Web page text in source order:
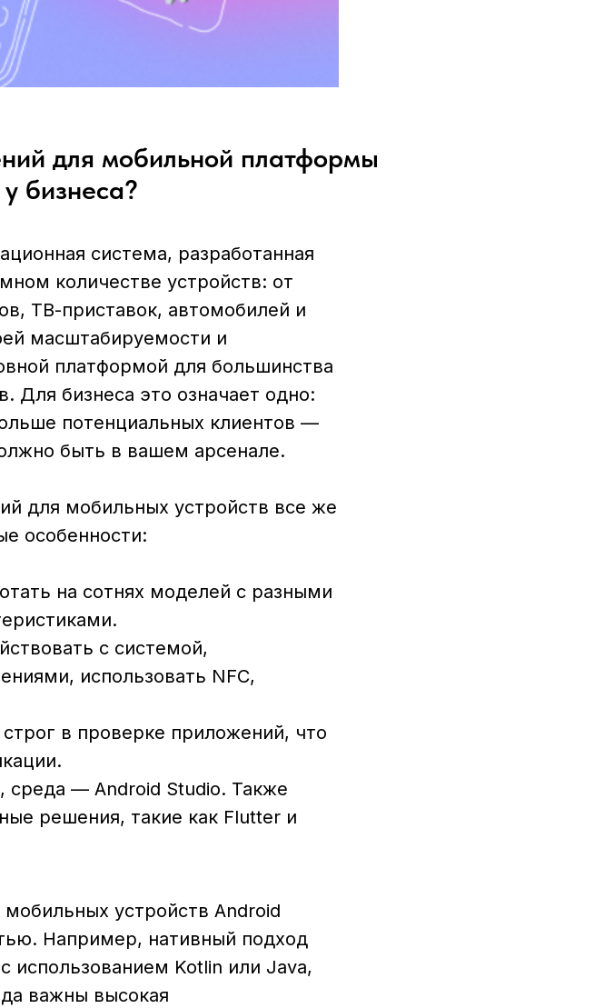
для мобильной платформы
бизнеса?
система, разработанная
количестве устройств: от
ТВ-приставок, автомобилей и
масштабируемости и
платформой для большинства
Для бизнеса это означает одно:
потенциальных клиентов —
быть в вашем арсенале.
для мобильных устройств все же
особенности:
на сотнях моделей с разными
с системой,
использовать NFC,
в проверке приложений, что
среда — Android Studio. Также
решения, такие как Flutter и
устройств Android
Например, нативный подход
использованием Kotlin или Java,
важны высокая